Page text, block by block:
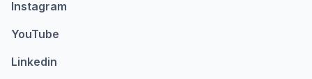
Instagram
YouTube
Linkedin